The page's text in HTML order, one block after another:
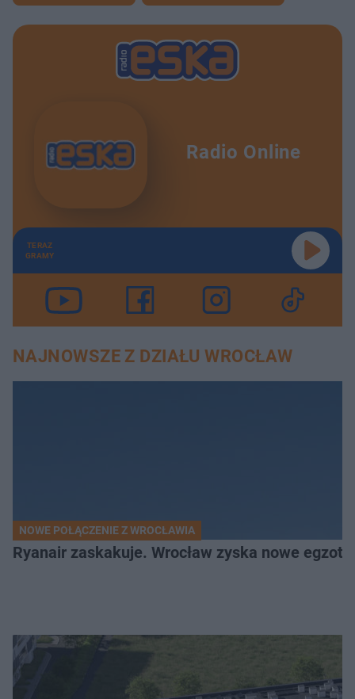
Radio Online
TERAZ
GRAMY
NAJNOWSZE Z DZIAŁU WROCŁAW
NOWE POŁĄCZENIE Z WROCŁAWIA
Ryanair zaskakuje. Wrocław zyska nowe